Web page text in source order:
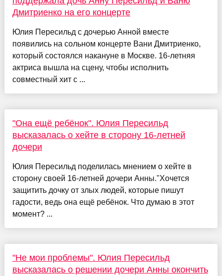
Дмитриенко на его концерте
Юлия Пересильд с дочерью Анной вместе
появились на сольном концерте Вани Дмитриенко,
который состоялся накануне в Москве. 16-летняя
актриса вышла на сцену, чтобы исполнить
совместный хит с ...
"Она ещё ребёнок". Юлия Пересильд
высказалась о хейте в сторону 16-летней
дочери
Юлия Пересильд поделилась мнением о хейте в
сторону своей 16-летней дочери Анны."Хочется
защитить дочку от злых людей, которые пишут
гадости, ведь она ещё ребёнок. Что думаю в этот
момент? ...
"Не мои проблемы". Юлия Пересильд
высказалась о решении дочери Анны окончить